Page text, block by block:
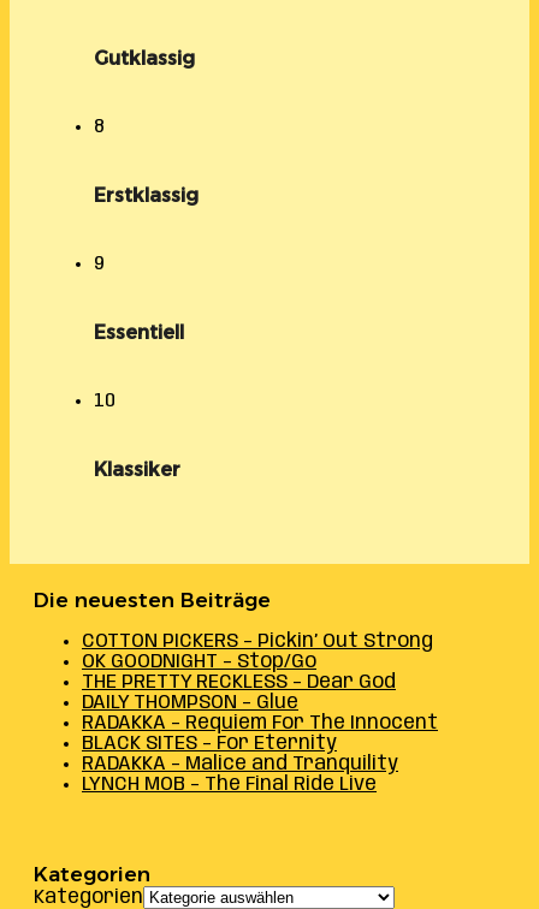
Gutklassig
8
Erstklassig
9
Essentiell
10
Klassiker
Die neuesten Beiträge
COTTON PICKERS – Pickin’ Out Strong
OK GOODNIGHT – Stop/Go
THE PRETTY RECKLESS – Dear God
DAILY THOMPSON – Glue
RADAKKA – Requiem For The Innocent
BLACK SITES – For Eternity
RADAKKA – Malice and Tranquility
LYNCH MOB – The Final Ride Live
Kategorien
Kategorien